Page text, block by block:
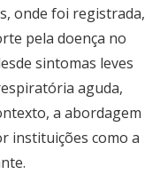
onde foi registrada,
pela doença no
sintomas leves
aguda,
a abordagem
instituições como a